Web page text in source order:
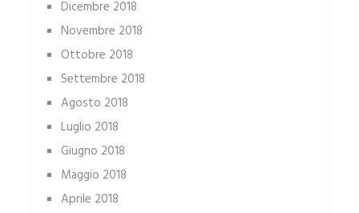
Dicembre 2018
Novembre 2018
Ottobre 2018
Settembre 2018
Agosto 2018
Luglio 2018
Giugno 2018
Maggio 2018
Aprile 2018